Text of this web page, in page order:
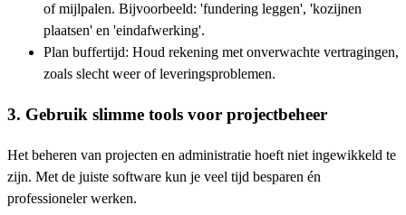
of mijlpalen. Bijvoorbeeld: 'fundering leggen', 'kozijnen
plaatsen' en 'eindafwerking'.
Plan buffertijd: Houd rekening met onverwachte vertragingen,
zoals slecht weer of leveringsproblemen.
3. Gebruik slimme tools voor projectbeheer
Het beheren van projecten en administratie hoeft niet ingewikkeld te
zijn. Met de juiste software kun je veel tijd besparen én
professioneler werken.